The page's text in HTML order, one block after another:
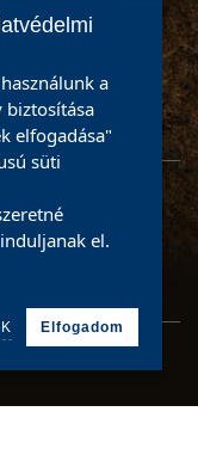
Szatmár
a
biztosítása
elfogadása"
süti
el.
Elfogadom